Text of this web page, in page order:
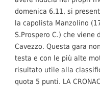
domenica 6.11, si
la capolista Manzolino
S.Prospero C.) che viene
Cavezzo. Questa gara
testa e con le più alte
risultato utile alla
quota 5 punti. LA